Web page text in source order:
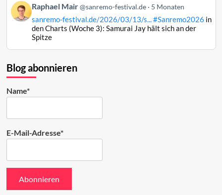
Bluesky
ansehen
Beitrag
von
Raphael
ansehen
Raphael Mair @sanremo-festival.de 5 Monaten
sanremo-festival.de/2026/03/13/s...#Sanremo2026 in
den Charts (Woche 3): Samurai Jay hält sich an der
Spitze
Blog abonnieren
Name*
E-Mail-Adresse*